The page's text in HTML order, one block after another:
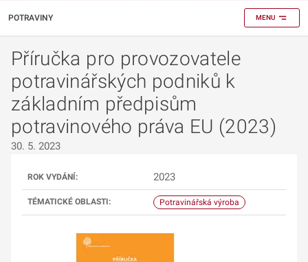
POTRAVINY MENU
Příručka pro provozovatele
potravinářských podniků k
základním předpisům
potravinového práva EU (2023)
30. 5. 2023
ROK VYDÁNÍ: 2023
TÉMATICKÉ OBLASTI: Potravinářská výroba